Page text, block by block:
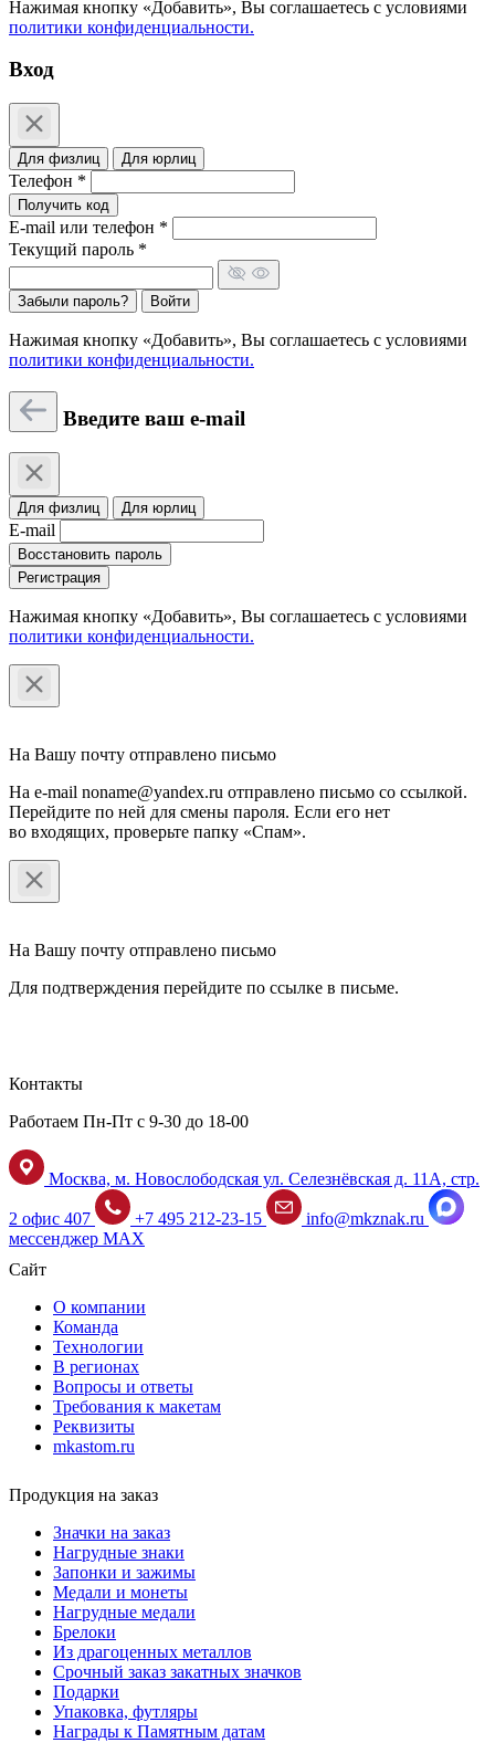
Нажимая кнопку «Добавить», Вы соглашаетесь c условиями
политики конфиденциальности.
Вход
Для физлиц Для юрлиц
Телефон *
Получить код
E-mail или телефон *
Текущий пароль *
Забыли пароль? Войти
Нажимая кнопку «Добавить», Вы соглашаетесь c условиями
политики конфиденциальности.
Введите ваш e-mail
Для физлиц Для юрлиц
E-mail
Восстановить пароль
Регистрация
Нажимая кнопку «Добавить», Вы соглашаетесь c условиями
политики конфиденциальности.
На Вашу почту отправлено письмо
На e-mail noname@yandex.ru отправлено письмо со ссылкой.
Перейдите по ней для смены пароля. Если его нет
во входящих, проверьте папку «Спам».
На Вашу почту отправлено письмо
Для подтверждения перейдите по ссылке в письме.
Контакты
Работаем Пн-Пт с 9-30 до 18-00
Москва, м. Новослободская ул. Селезнёвская д. 11А, стр.
2 офис 407 +7 495 212-23-15
info@mkznak.ru
мессенджер MAX
Сайт
О компании
Команда
Технологии
В регионах
Вопросы и ответы
Требования к макетам
Реквизиты
mkastom.ru
Продукция на заказ
Значки на заказ
Нагрудные знаки
Запонки и зажимы
Медали и монеты
Нагрудные медали
Брелоки
Из драгоценных металлов
Срочный заказ закатных значков
Подарки
Упаковка, футляры
Награды к Памятным датам